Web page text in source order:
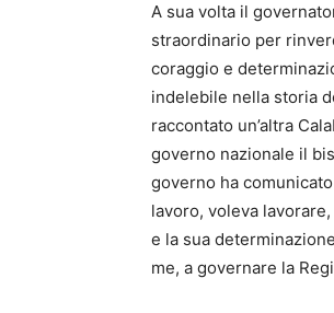
A sua volta il
straordinario per
coraggio e
indelebile nella storia
raccontato un’altra
governo nazionale il
governo ha
lavoro, voleva
e la sua
me, a governare la